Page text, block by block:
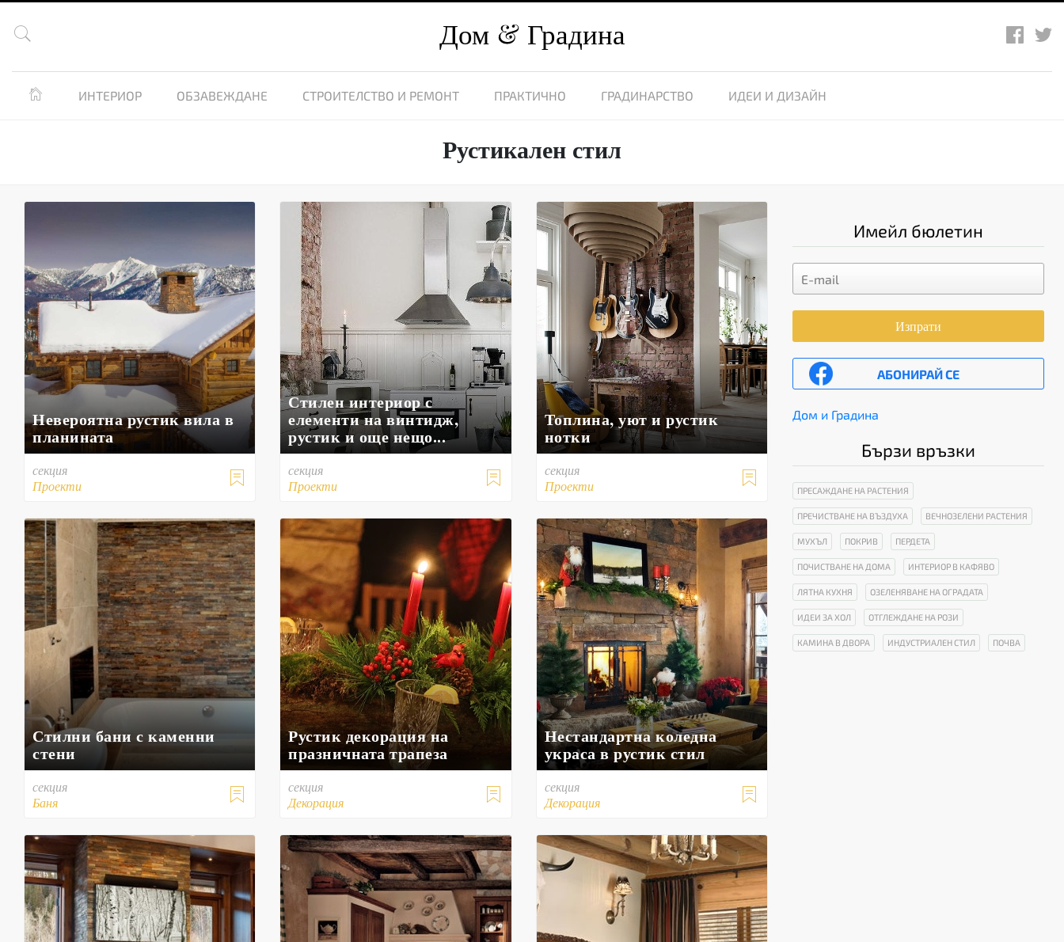
 Дом Градина
 ИНТЕРИОР ОБЗАВЕЖДАНЕ СТРОИТЕЛСТВО И РЕМОНТ ПРАКТИЧНО ГРАДИНАРСТВО ИДЕИ И ДИЗАЙН
Рустикален стил
Невероятна рустик вила в
планината

секция
Проекти
Стилен интериор с
елементи на винтидж,
рустик и още нещо...

секция
Проекти
Топлина, уют и рустик
нотки

секция
Проекти
Стилни бани с каменни
стени

секция
Баня
Рустик декорация на
празничната трапеза

секция
Декорация
Нестандартна коледна
украса в рустик стил

секция
Декорация
Имейл бюлетин
Изпрати
АБОНИРАЙ СЕ
Дом и Градина
Бързи връзки
ПРЕСАЖДАНЕ НА РАСТЕНИЯ
ПРЕЧИСТВАНЕ НА ВЪЗДУХА ВЕЧНОЗЕЛЕНИ РАСТЕНИЯ
МУХЪЛ ПОКРИВ ПЕРДЕТА
ПОЧИСТВАНЕ НА ДОМА ИНТЕРИОР В КАФЯВО
ЛЯТНА КУХНЯ ОЗЕЛЕНЯВАНЕ НА ОГРАДАТА
ИДЕИ ЗА ХОЛ ОТГЛЕЖДАНЕ НА РОЗИ
КАМИНА В ДВОРА ИНДУСТРИАЛЕН СТИЛ ПОЧВА